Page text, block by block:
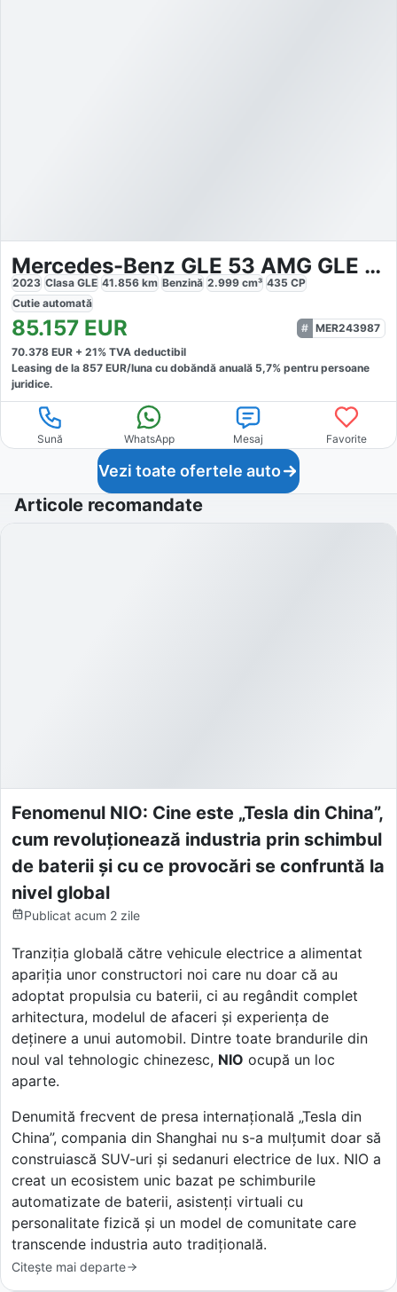
Mercedes-Benz GLE 53 AMG GLE 53
2023 Clasa GLE 41.856 km Benzină 2.999 cm³ 435 CP
Cutie automată
85.157 EUR
MER243987
70.378 EUR + 21% TVA deductibil
Leasing de la 857 EUR/luna cu dobăndă anuală 5,7% pentru persoane
juridice.
Sună WhatsApp Mesaj Favorite
Vezi toate ofertele auto
Articole recomandate
Fenomenul NIO: Cine este „Tesla din China”,
cum revoluționează industria prin schimbul
de baterii și cu ce provocări se confruntă la
nivel global
Publicat acum 2 zile
Tranziția globală către vehicule electrice a alimentat
apariția unor constructori noi care nu doar că au
adoptat propulsia cu baterii, ci au regândit complet
arhitectura, modelul de afaceri și experiența de
deținere a unui automobil. Dintre toate brandurile din
noul val tehnologic chinezesc, NIO ocupă un loc
aparte.
Denumită frecvent de presa internațională „Tesla din
China”, compania din Shanghai nu s-a mulțumit doar să
construiască SUV-uri și sedanuri electrice de lux. NIO a
creat un ecosistem unic bazat pe schimburile
automatizate de baterii, asistenți virtuali cu
personalitate fizică și un model de comunitate care
transcende industria auto tradițională.
Citește mai departe